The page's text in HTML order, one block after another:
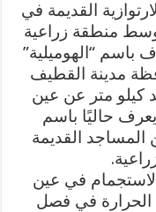
القديمة في
منطقة زراعية
“الهوميلية”
مدينة القطيف
كيلو متر عن عين
حاليًا باسم
المساجد القديمة
في عين
الحرارة في فصل